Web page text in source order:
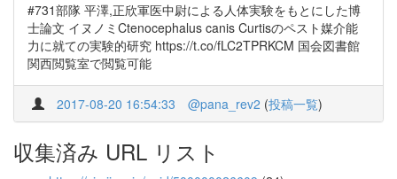
#731部隊 平澤,正欣軍医中尉による人体実験をもとにした博
士論文 イヌノミCtenocephalus canis Curtisのペスト媒介能
力に就ての実験的研究 https://t.co/fLC2TPRKCM 国会図書館
関西閲覧室で閲覧可能
2017-08-20 16:54:33 @pana_rev2 (投稿一覧)
収集済み URL リスト